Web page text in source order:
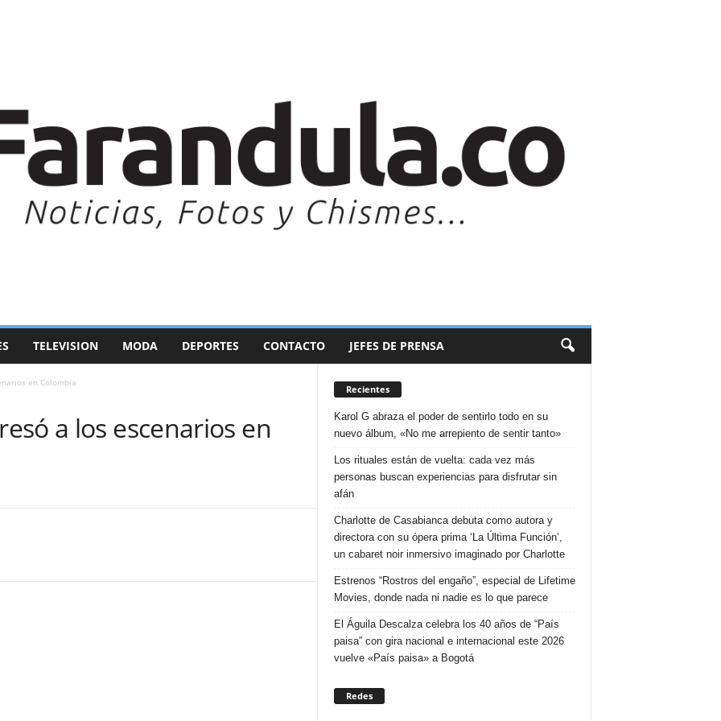
TELEVISION MODA DEPORTES CONTACTO JEFES DE PRENSA
en Colombia
a los escenarios en
Recientes
Karol G abraza el poder de sentirlo todo en su
nuevo álbum, «No me arrepiento de sentir tanto»
Los rituales están de vuelta: cada vez más
personas buscan experiencias para disfrutar sin
afán
Charlotte de Casabianca debuta como autora y
directora con su ópera prima ‘La Última Función’,
un cabaret noir inmersivo imaginado por Charlotte
Estrenos “Rostros del engaño”, especial de Lifetime
Movies, donde nada ni nadie es lo que parece
El Águila Descalza celebra los 40 años de “País
paisa” con gira nacional e internacional este 2026
vuelve «País paisa» a Bogotá
Redes